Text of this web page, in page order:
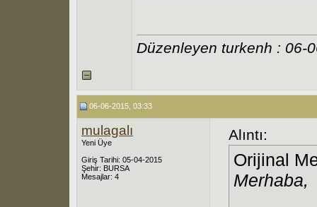
Düzenleyen turkenh : 06-
06-06-2015, 03:33
mulagalı
Yeni Üye
Giriş Tarihi: 05-04-2015
Şehir: BURSA
Mesajlar: 4
Alıntı:
Orijinal
Merhaba,